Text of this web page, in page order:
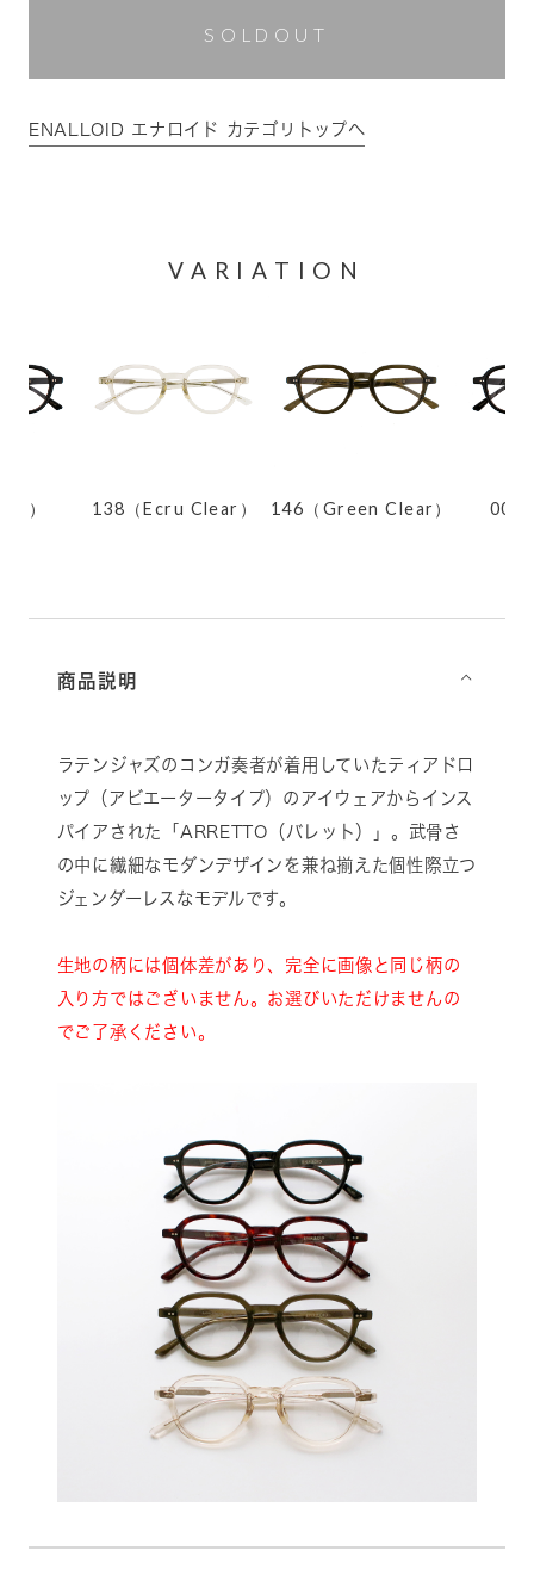
SOLDOUT
ENALLOID エナロイド カテゴリトップへ
VARIATION
） 138（Ecru Clear） 146（Green Clear） 001
商品説明 ⌵
ラテンジャズのコンガ奏者が着用していたティアドロ
ップ（アビエータータイプ）のアイウェアからインス
パイアされた「ARRETTO（バレット）」。武骨さ
の中に繊細なモダンデザインを兼ね揃えた個性際立つ
ジェンダーレスなモデルです。
生地の柄には個体差があり、完全に画像と同じ柄の
入り方ではございません。お選びいただけませんの
でご了承ください。